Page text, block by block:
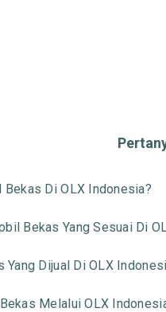
Di OLX Indonesia?
Bekas Yang Sesuai Di
Dijual Di OLX
Melalui OLX